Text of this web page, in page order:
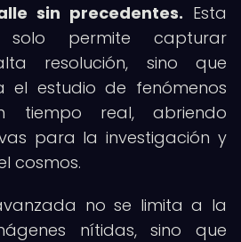
sin precedentes. Esta
permite capturar
resolución, sino que
el estudio de fenómenos
tiempo real, abriendo
para la investigación y
cosmos.
no se limita a la
nítidas, sino que